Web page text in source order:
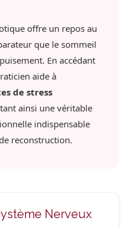
offre un repos au
que le sommeil
En accédant
aide à
de stress
ainsi une véritable
indispensable
reconstruction.
Nerveux